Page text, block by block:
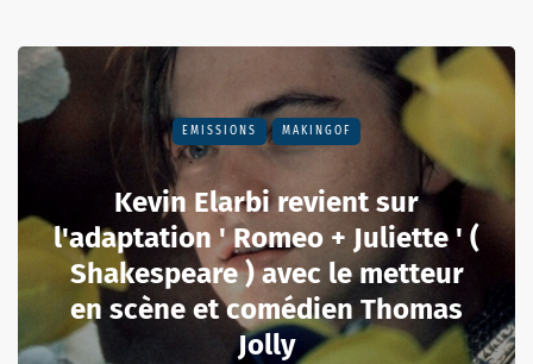
EMISSIONS MAKINGOF
Kevin Elarbi revient sur
l'adaptation ' Romeo + Juliette ' (
Shakespeare ) avec le metteur
en scène et comédien Thomas
Jolly